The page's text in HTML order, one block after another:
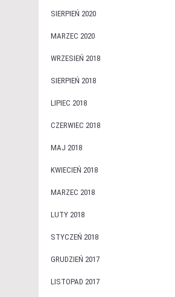
SIERPIEŃ 2020
MARZEC 2020
WRZESIEŃ 2018
SIERPIEŃ 2018
LIPIEC 2018
CZERWIEC 2018
MAJ 2018
KWIECIEŃ 2018
MARZEC 2018
LUTY 2018
STYCZEŃ 2018
GRUDZIEŃ 2017
LISTOPAD 2017